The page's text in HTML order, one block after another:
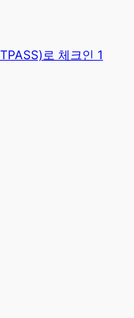
로 체크인 1